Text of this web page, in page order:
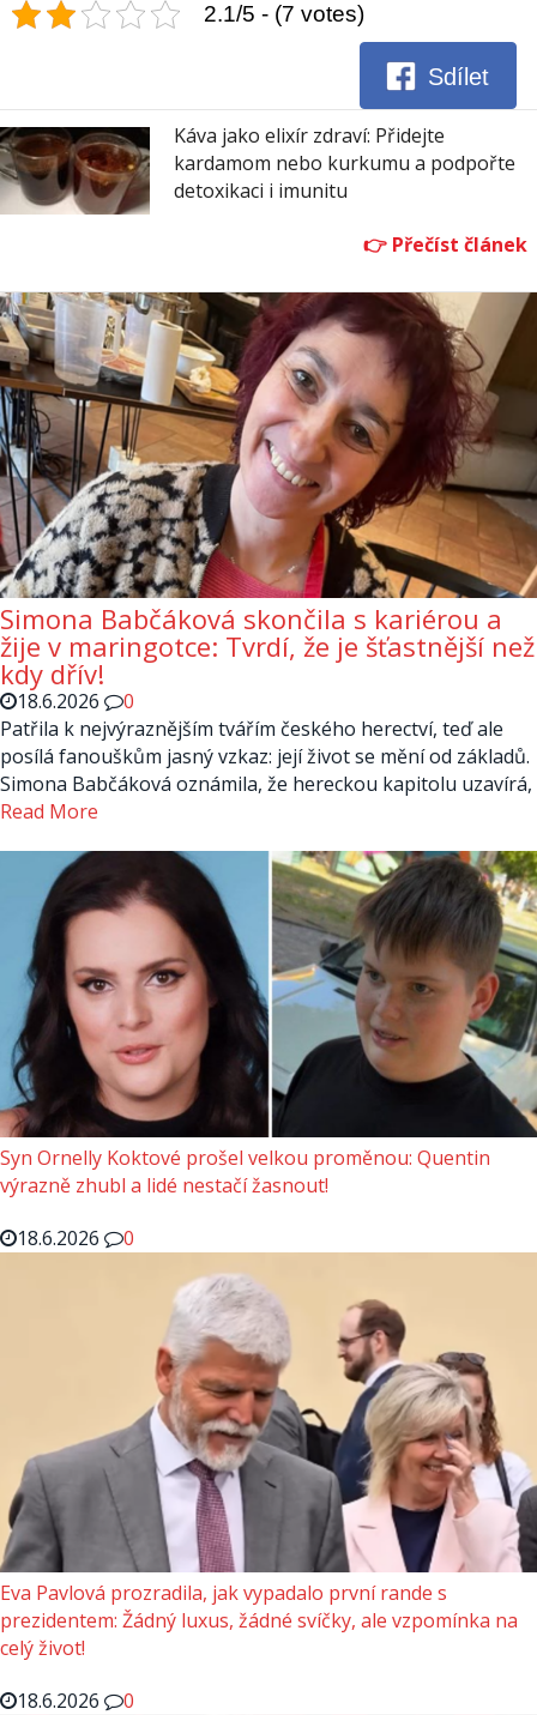
2.1/5 - (7 votes)
Sdílet
Káva jako elixír zdraví: Přidejte
kardamom nebo kurkumu a podpořte
detoxikaci i imunitu
Simona Babčáková skončila s kariérou a
žije v maringotce: Tvrdí, že je šťastnější než
kdy dřív!
18.6.2026
0
Patřila k nejvýraznějším tvářím českého herectví, teď ale
posílá fanouškům jasný vzkaz: její život se mění od základů.
Simona Babčáková oznámila, že hereckou kapitolu uzavírá,
Read More
Syn Ornelly Koktové prošel velkou proměnou: Quentin
výrazně zhubl a lidé nestačí žasnout!
18.6.2026
0
Eva Pavlová prozradila, jak vypadalo první rande s
prezidentem: Žádný luxus, žádné svíčky, ale vzpomínka na
celý život!
18.6.2026
0